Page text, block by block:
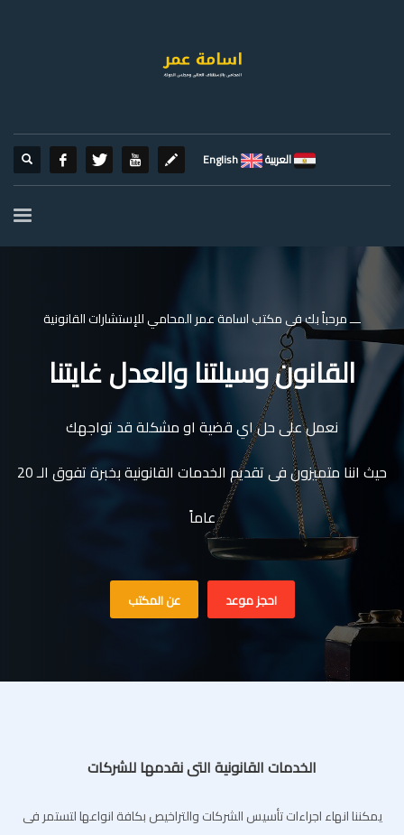
العربية English
ـــ مرحباً بك فى مكتب اسامة عمر المحامي للإستشارات القانونية
القانون وسيلتنا والعدل غايتنا
نعمل على حل اي قضية او مشكلة قد تواجهك
حيث اننا متميزون فى تقديم الخدمات القانونية بخبرة تفوق الـ 20
عاماً
احجز موعد عن المكتب
الخدمات القانونية التى نقدمها للشركات
يمكننا انهاء اجراءات تأسيس الشركات والتراخيص بكافة انواعها لتستمر فى